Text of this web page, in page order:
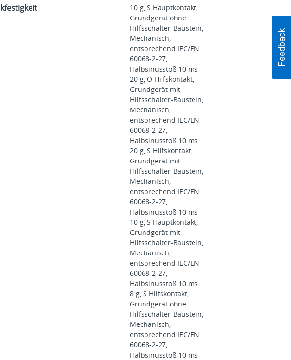
10 g, S Hauptkontakt,
Grundgerät ohne
Hilfsschalter-Baustein,
Mechanisch,
entsprechend IEC/EN
60068-2-27,
Halbsinusstoß 10 ms
20 g, Ö Hilfskontakt,
Grundgerät mit
Hilfsschalter-Baustein,
Mechanisch,
entsprechend IEC/EN
60068-2-27,
Halbsinusstoß 10 ms
20 g, S Hilfskontakt,
Grundgerät mit
Hilfsschalter-Baustein,
Mechanisch,
entsprechend IEC/EN
60068-2-27,
Halbsinusstoß 10 ms
10 g, S Hauptkontakt,
Grundgerät mit
Hilfsschalter-Baustein,
Mechanisch,
entsprechend IEC/EN
60068-2-27,
Halbsinusstoß 10 ms
8 g, S Hilfskontakt,
Grundgerät ohne
Hilfsschalter-Baustein,
Mechanisch,
entsprechend IEC/EN
60068-2-27,
Halbsinusstoß 10 ms